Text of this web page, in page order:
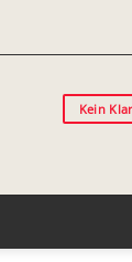
Kein